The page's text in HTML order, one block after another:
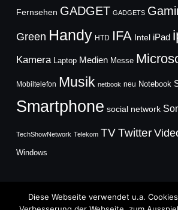
Fernsehen GADGET GADGETS
Green Handy HTD IFA Intel iPad
Kamera Laptop Medien Messe
Mobiltelefon Musik netbook neu Notebook
Smartphone social network
TechShowNetwork Telekom TVTwitter
Windows
Diese Webseite verwendet u.a.